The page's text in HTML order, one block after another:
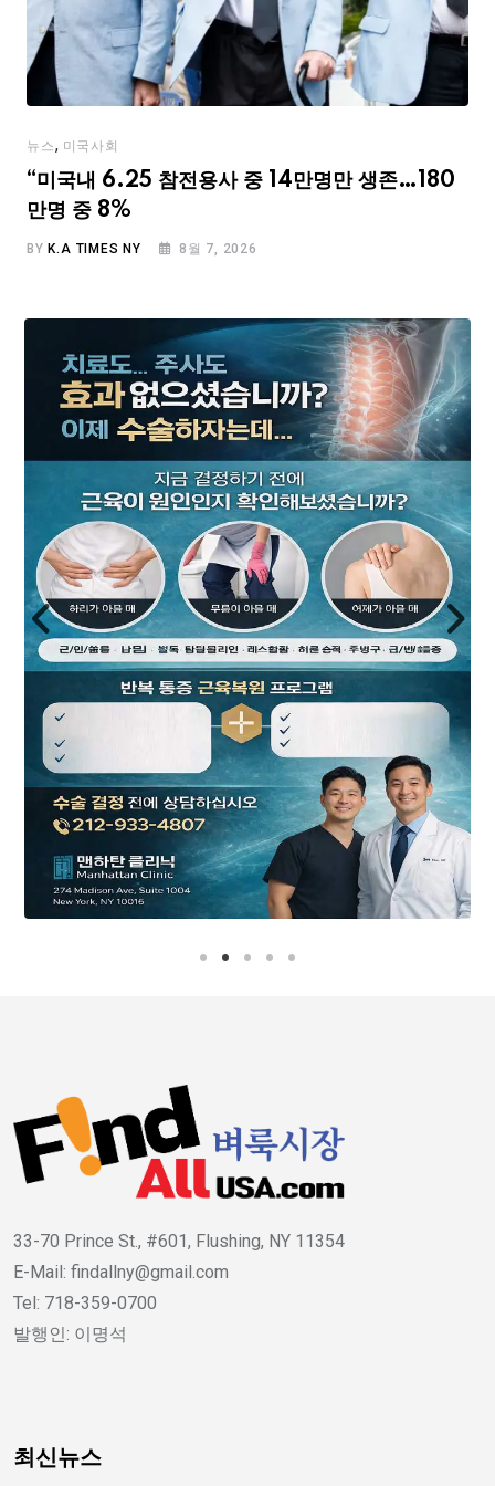
뉴스, 미국사회
“미국내 6.25 참전용사 중 14만명만 생존…180
만명 중 8%
BY K.A TIMES NY 8월 7, 2026
33-70 Prince St., #601, Flushing, NY 11354
E-Mail: findallny@gmail.com
Tel: 718-359-0700
발행인: 이명석
최신뉴스